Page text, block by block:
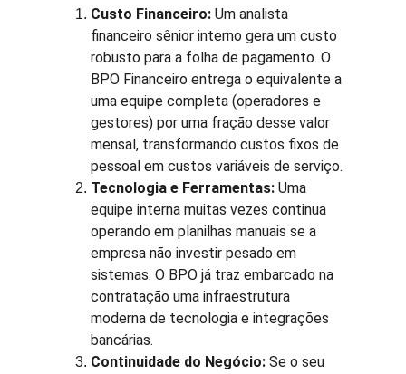
Custo Financeiro: Um analista
financeiro sênior interno gera um custo
robusto para a folha de pagamento. O
BPO Financeiro entrega o equivalente a
uma equipe completa (operadores e
gestores) por uma fração desse valor
mensal, transformando custos fixos de
pessoal em custos variáveis de serviço.
Tecnologia e Ferramentas: Uma
equipe interna muitas vezes continua
operando em planilhas manuais se a
empresa não investir pesado em
sistemas. O BPO já traz embarcado na
contratação uma infraestrutura
moderna de tecnologia e integrações
bancárias.
Continuidade do Negócio: Se o seu